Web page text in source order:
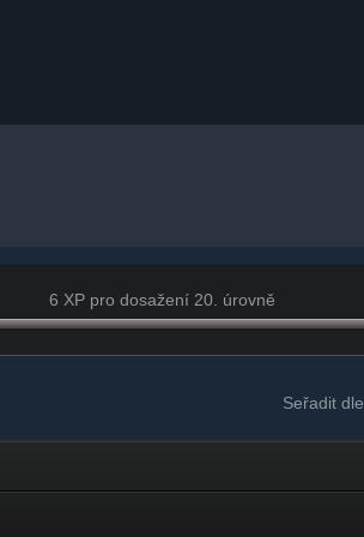
6 XP pro dosažení 20. úrovně
Seřadit dle